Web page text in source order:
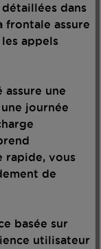
dans
frontale assure
appels
une
journée
rapide, vous
de
basée sur
utilisateur